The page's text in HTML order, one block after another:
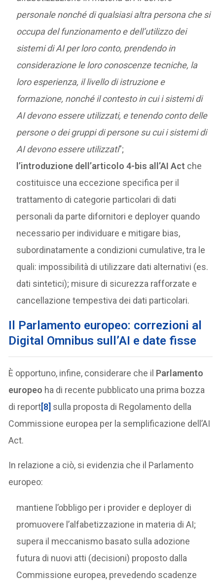
personale nonché di qualsiasi altra persona che si
occupa del funzionamento e dell’utilizzo dei
sistemi di AI per loro conto, prendendo in
considerazione le loro conoscenze tecniche, la
loro esperienza, il livello di istruzione e
formazione, nonché il contesto in cui i sistemi di
AI devono essere utilizzati, e tenendo conto delle
persone o dei gruppi di persone su cui i sistemi di
AI devono essere utilizzati”;
l’introduzione dell’articolo 4-bis all’AI Act che
costituisce una eccezione specifica per il
trattamento di categorie particolari di dati
personali da parte difornitori e deployer quando
necessario per individuare e mitigare bias,
subordinatamente a condizioni cumulative, tra le
quali: impossibilità di utilizzare dati alternativi (es.
dati sintetici); misure di sicurezza rafforzate e
cancellazione tempestiva dei dati particolari.
Il Parlamento europeo: correzioni al
Digital Omnibus sull’AI e date fisse
È opportuno, infine, considerare che il Parlamento
europeo ha di recente pubblicato una prima bozza
di report[8] sulla proposta di Regolamento della
Commissione europea per la semplificazione dell’AI
Act.
In relazione a ciò, si evidenzia che il Parlamento
europeo:
mantiene l’obbligo per i provider e deployer di
promuovere l’alfabetizzazione in materia di AI;
supera il meccanismo basato sulla adozione
futura di nuovi atti (decisioni) proposto dalla
Commissione europea, prevedendo scadenze